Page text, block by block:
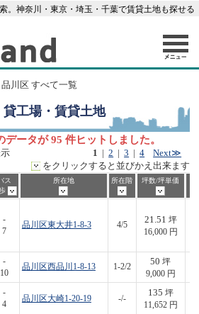
。神奈川・東京・埼玉・千葉で賃貸土地も探せる
川区 すべて一覧
工場・賃貸土地
ータが 95 件ヒットしました。
1 |2 |3 |4 Next≫
をクリックすると並びかえ出来ます
ス
所在地 所在階 坪数/坪単価
-
7
品川区東大井1-8-3 4/5
21.51 坪
16,000 円
-
10
品川区西品川1-8-13 1-2/2
50 坪
9,000 円
-
4
品川区大崎1-20-19 -/-
135 坪
11,652 円